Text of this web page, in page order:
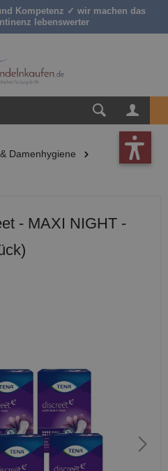
Kompetenz ✓ wir machen das
lebenswerter
Damenhygiene
- MAXI NIGHT -